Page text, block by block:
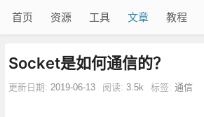
首页 资源 工具 文章 教程
Socket是如何通信的？
更新日期: 2019-06-13 阅读: 3.5k 标签: 通信